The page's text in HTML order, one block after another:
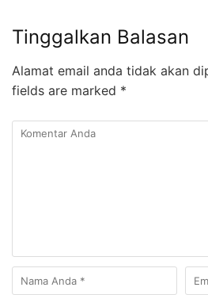
Tinggalkan Balasan
Alamat email anda tidak akan
fields are marked *